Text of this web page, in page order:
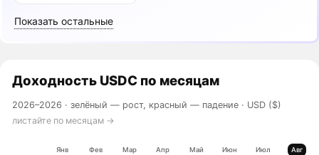
Показать остальные
Доходность USDC по месяцам
2026–2026 ·зелёный — рост, красный — падение · USD ($)
листайте по месяцам →
Янв Фев Мар Апр Май Июн Июл Авг